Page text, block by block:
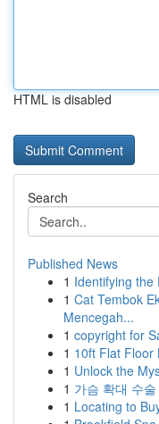
HTML is disabled
Search
Published News
1 Identifying the
1 Cat Tembok
Mencegah...
1 copyright for
1 10ft Flat Floor
1 Unlock the
1 가슴 확대 수
1 Locating to